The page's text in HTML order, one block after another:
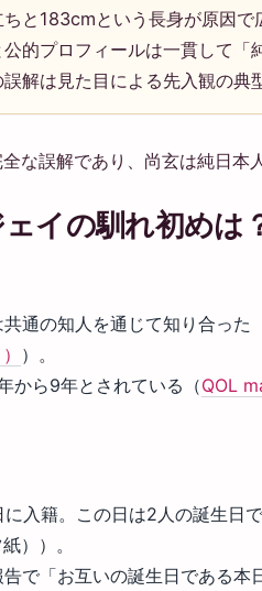
と183cmという長身が原因で
的プロフィールは一貫して「
解は見た目による先入観の典
な誤解であり、尚玄は純日本
イの馴れ初めは
通の知人を通じて知り合った
）。
から9年とされている（QOL
入籍。この日は2人の誕生日
））。
で「お互いの誕生日である本